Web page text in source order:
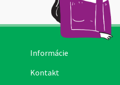
Informácie
Kontakt